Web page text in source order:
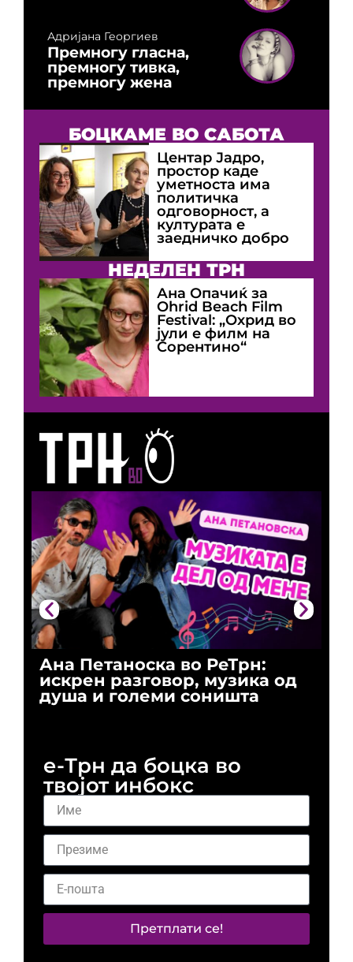
Ана Петаноска во РеТрн:
искрен разговор, музика од
душа и големи соништа
Адријана Георгиев
Премногу гласна,
премногу тивка,
премногу жена
БОЦКАМЕ ВО САБОТА
Центар Јадро,
простор каде
уметноста има
политичка
одговорност, а
културата е
заедничко добро
НЕДЕЛЕН ТРН
Ана Опачиќ за
Оhrid Beach Film
Festival: „Охрид во
јули е филм на
Сорентино“
е-Трн да боцка во
твојот инбокс
Претплати се!